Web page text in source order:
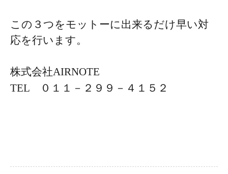
この３つをモットーに出来るだけ早い対
応を行います。
株式会社AIRNOTE
TEL ０１１－２９９－４１５２